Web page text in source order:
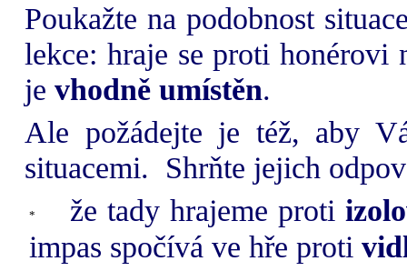
Poukažte na podobnost
lekce: hraje se proti honérovi
je vhodně umístěn.
Ale požádejte je též, aby
situacemi. Shrňte jejich
že tady hrajeme proti
impas spočívá ve hře proti